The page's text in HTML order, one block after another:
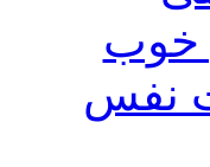
خوب
نفس